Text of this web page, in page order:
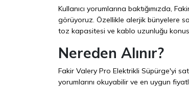
Kullanıcı yorumlarına baktığımızda,
görüyoruz. Özellikle alerjik bünyelere
toz kapasitesi ve kablo uzunluğu
Nereden Alınır?
Fakir Valery Pro Elektrikli Süpürge'yi
yorumlarını okuyabilir ve en uygun